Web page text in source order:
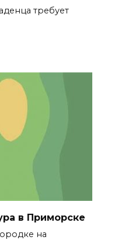
требует
в Приморске
на